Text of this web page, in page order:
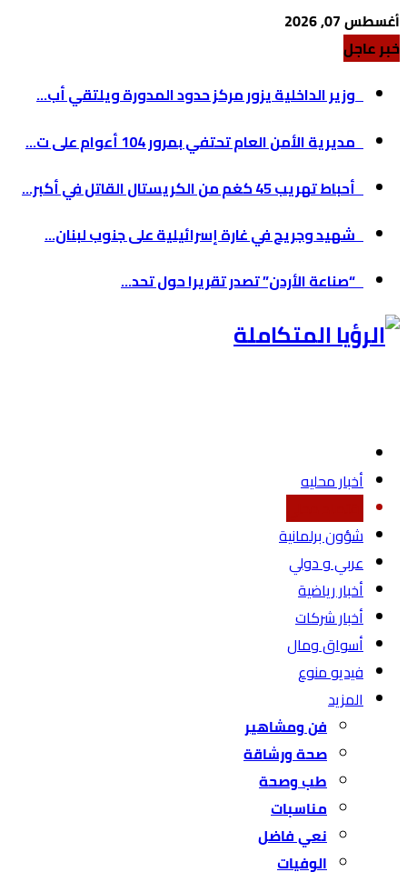
أغسطس 07, 2026
خبر عاجل
وزير الداخلية يزور مركز حدود المدورة ويلتقي أب...
مديرية الأمن العام تحتفي بمرور 104 أعوام على ت...
أحباط تهريب 45 كغم من الكريستال القاتل في أكبر...
شهيد وجريح في غارة إسرائيلية على جنوب لبنان...
“صناعة الأردن” تصدر تقريرا حول تحد...
أخبار محليه
شؤون برلمانية
عربي و دولي
أخبار رياضية
أخبار شركات
أسواق ومال
فيديو منوع
المزيد
فن ومشاهير
صحة ورشاقة
طب وصحة
مناسبات
نعي فاضل
الوفيات